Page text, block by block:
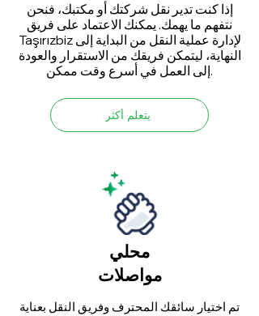
إذا كنت تدير نقل شركتك أو مكتبك، فنحن
نتفهم ما يهمك. يمكنك الاعتماد على فريق
Taşırızbiz لإدارة عملية النقل من البداية إلى
النهاية، ليتمكن فريقك من الاستقرار والعودة
إلى العمل في أسرع وقت ممكن.
يتعلم أكثر
محلي
مواصلات
تم اختيار سائقك المحترف وفريق النقل بعناية